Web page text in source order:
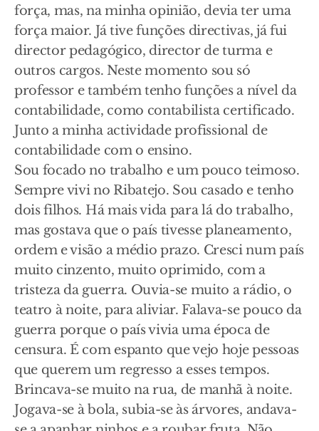
força, mas, na minha opinião, devia ter uma
força maior. Já tive funções directivas, já fui
director pedagógico, director de turma e
outros cargos. Neste momento sou só
professor e também tenho funções a nível da
contabilidade, como contabilista certificado.
Junto a minha actividade profissional de
contabilidade com o ensino.
Sou focado no trabalho e um pouco teimoso.
Sempre vivi no Ribatejo. Sou casado e tenho
dois filhos. Há mais vida para lá do trabalho,
mas gostava que o país tivesse planeamento,
ordem e visão a médio prazo. Cresci num país
muito cinzento, muito oprimido, com a
tristeza da guerra. Ouvia-se muito a rádio, o
teatro à noite, para aliviar. Falava-se pouco da
guerra porque o país vivia uma época de
censura. É com espanto que vejo hoje pessoas
que querem um regresso a esses tempos.
Brincava-se muito na rua, de manhã à noite.
Jogava-se à bola, subia-se às árvores, andava-